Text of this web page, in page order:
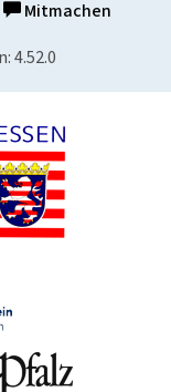
Mitmachen
4.52.0